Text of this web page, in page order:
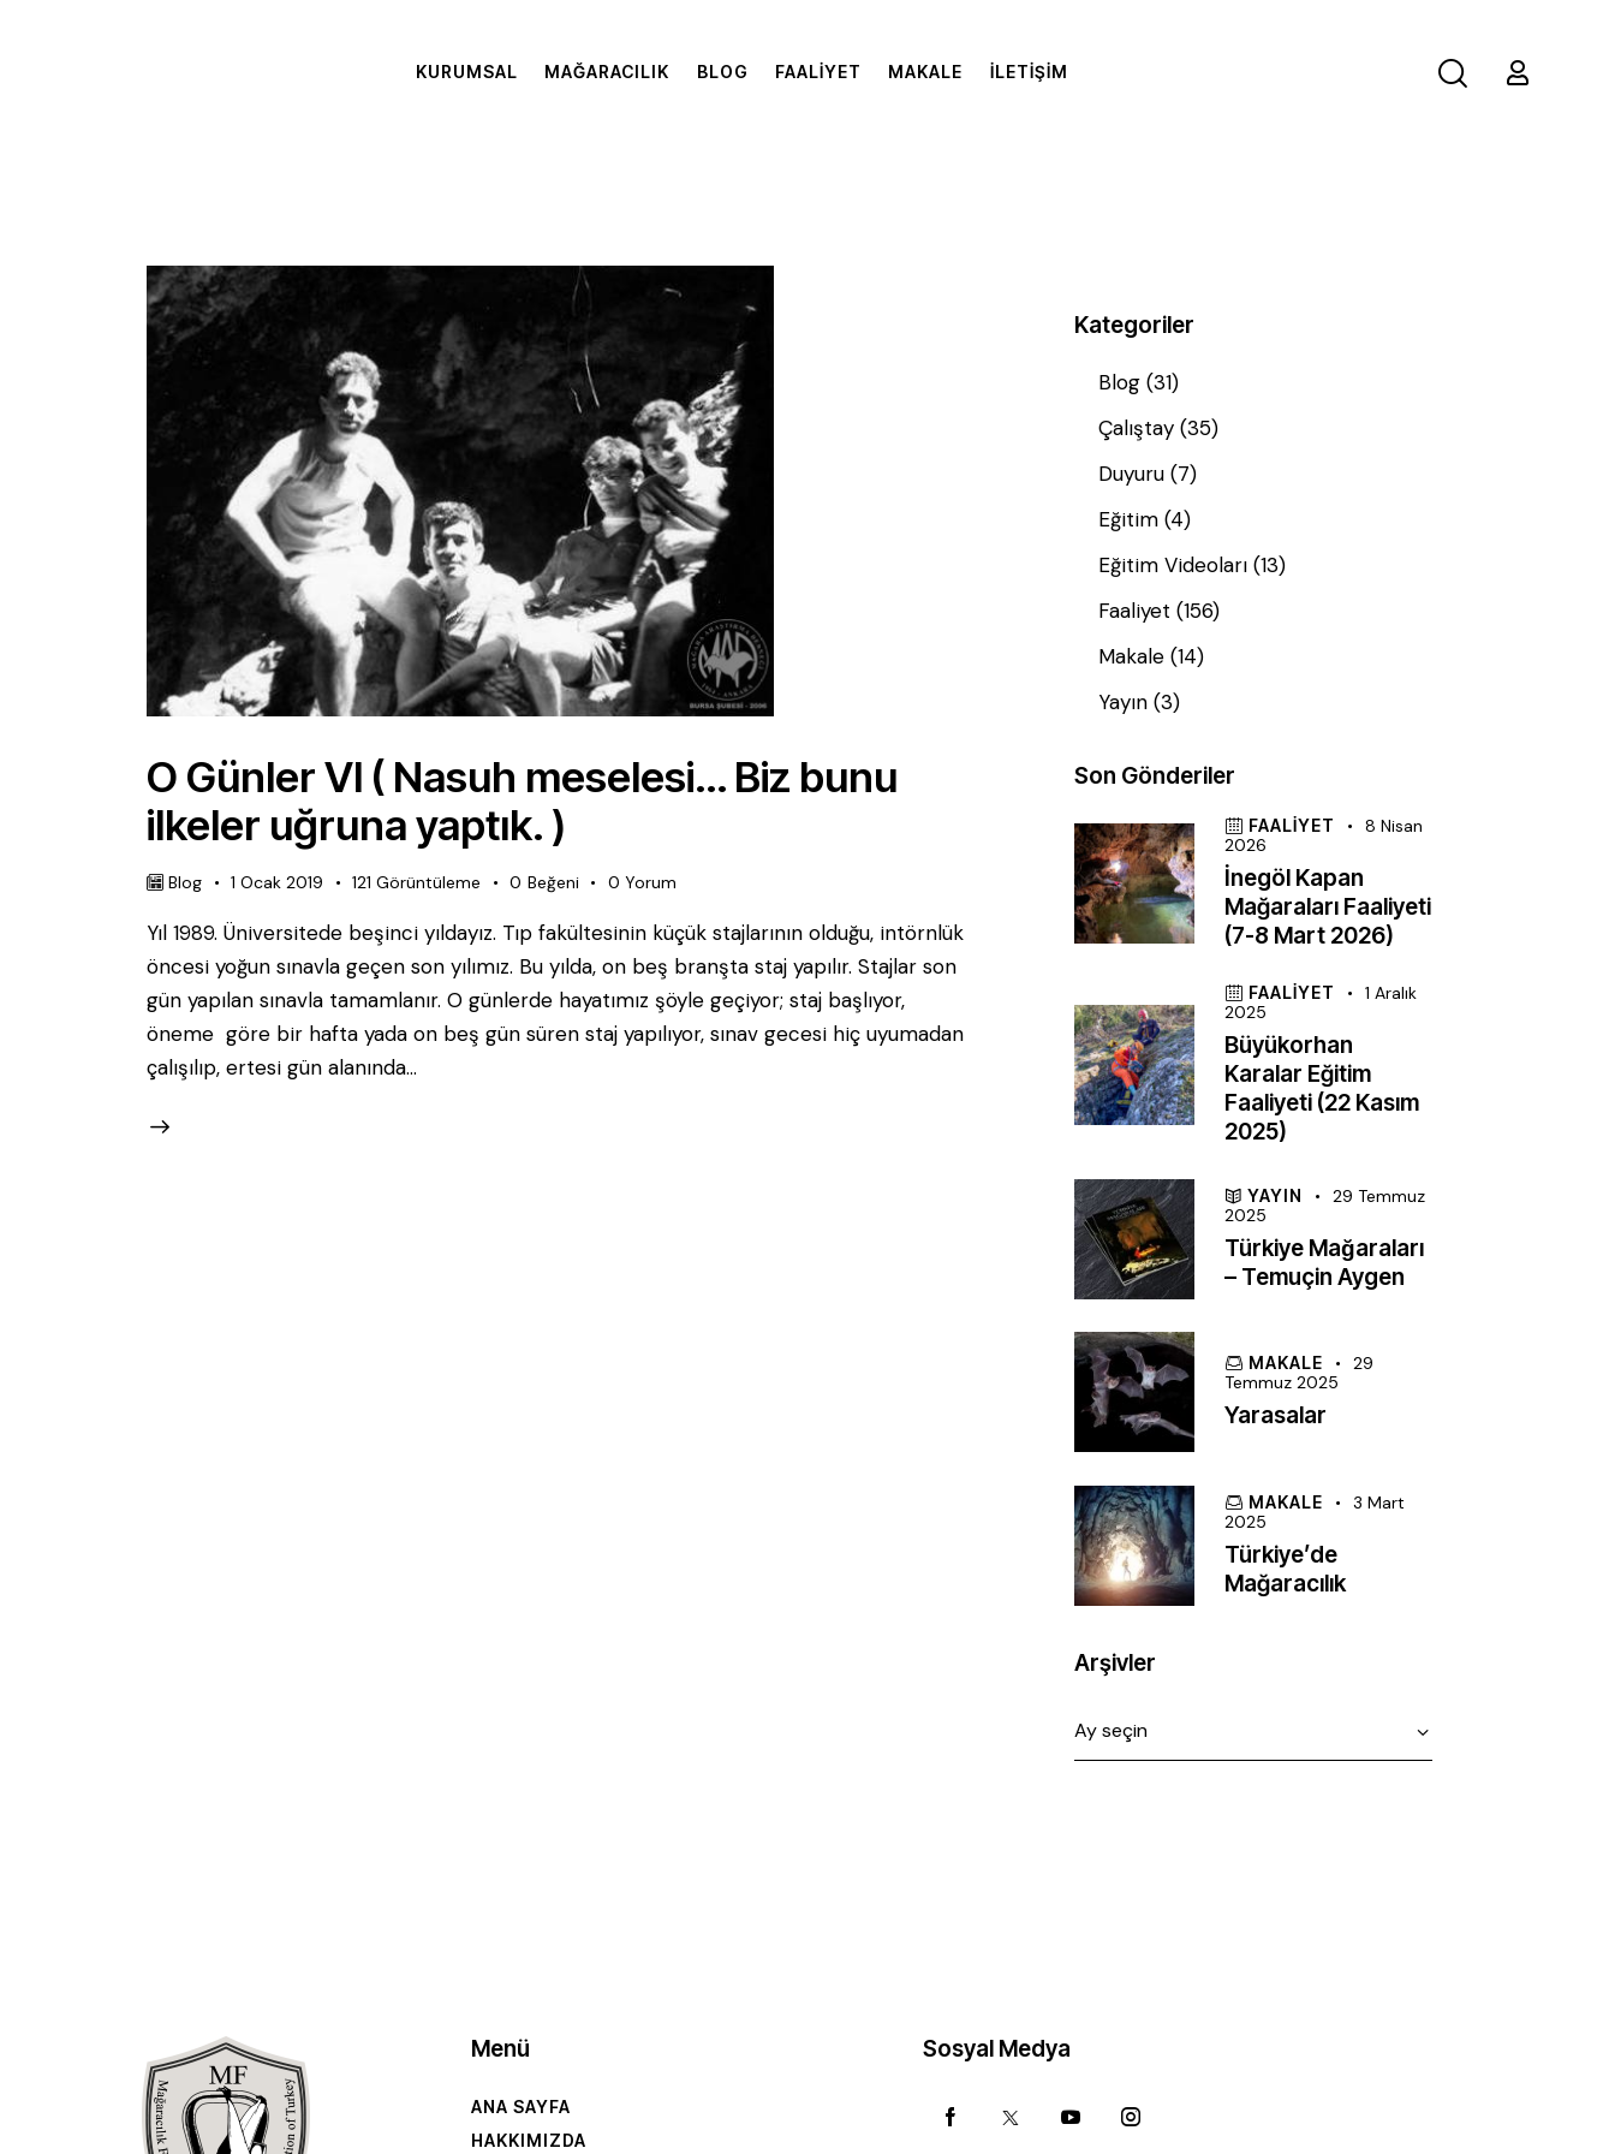
KURUMSAL MAĞARACILIK BLOG FAALIYET MAKALE İLETIŞIM
O Günler VI ( Nasuh meselesi… Biz bunu
ilkeler uğruna yaptık. )
Blog 1 Ocak 2019 121 Görüntüleme 0 Beğeni 0 Yorum
Yıl 1989. Üniversitede beşinci yıldayız. Tıp fakültesinin küçük stajlarının olduğu, intörnlük
öncesi yoğun sınavla geçen son yılımız. Bu yılda, on beş branşta staj yapılır. Stajlar son
gün yapılan sınavla tamamlanır. O günlerde hayatımız şöyle geçiyor; staj başlıyor,
öneme göre bir hafta yada on beş gün süren staj yapılıyor, sınav gecesi hiç uyumadan
çalışılıp, ertesi gün alanında…
Kategoriler
Blog (31)
Çalıştay (35)
Duyuru (7)
Eğitim (4)
Eğitim Videoları (13)
Faaliyet (156)
Makale (14)
Yayın (3)
Son Gönderiler
FAALIYET
8 Nisan
2026
İnegöl Kapan
Mağaraları Faaliyeti
(7-8 Mart 2026)
FAALIYET
1 Aralık
2025
Büyükorhan
Karalar Eğitim
Faaliyeti (22 Kasım
2025)
YAYIN
29 Temmuz
2025
Türkiye Mağaraları
– Temuçin Aygen
MAKALE
29
Temmuz 2025
Yarasalar
MAKALE
3 Mart
2025
Türkiye’de
Mağaracılık
Arşivler
Menü
ANA SAYFA
HAKKIMIZDA
Sosyal Medya